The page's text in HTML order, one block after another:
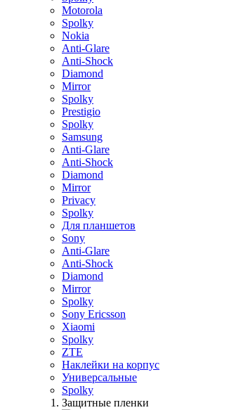
Motorola
Spolky
Nokia
Anti-Glare
Anti-Shock
Diamond
Mirror
Spolky
Prestigio
Spolky
Samsung
Anti-Glare
Anti-Shock
Diamond
Mirror
Privacy
Spolky
Для планшетов
Sony
Anti-Glare
Anti-Shock
Diamond
Mirror
Spolky
Sony Ericsson
Xiaomi
Spolky
ZTE
Наклейки на корпус
Универсальные
Spolky
Защитные пленки